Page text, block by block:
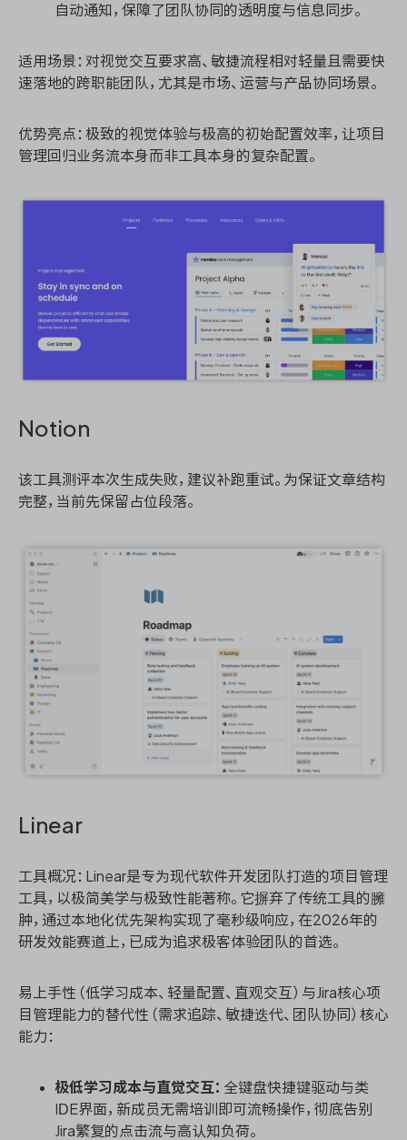
自动通知，保障了团队协同的透明度与信息同步。
适用场景：对视觉交互要求高、敏捷流程相对轻量且需要快
速落地的跨职能团队，尤其是市场、运营与产品协同场景。
优势亮点：极致的视觉体验与极高的初始配置效率，让项目
管理回归业务流本身而非工具本身的复杂配置。
Notion
该工具测评本次生成失败，建议补跑重试。为保证文章结构
完整，当前先保留占位段落。
Linear
工具概况：Linear是专为现代软件开发团队打造的项目管理
工具，以极简美学与极致性能著称。它摒弃了传统工具的臃
肿，通过本地化优先架构实现了毫秒级响应，在2026年的
研发效能赛道上，已成为追求极客体验团队的首选。
易上手性（低学习成本、轻量配置、直观交互）与Jira核心项
目管理能力的替代性（需求追踪、敏捷迭代、团队协同）核心
能力：
极低学习成本与直觉交互： 全键盘快捷键驱动与类
IDE界面，新成员无需培训即可流畅操作，彻底告别
Jira繁复的点击流与高认知负荷。